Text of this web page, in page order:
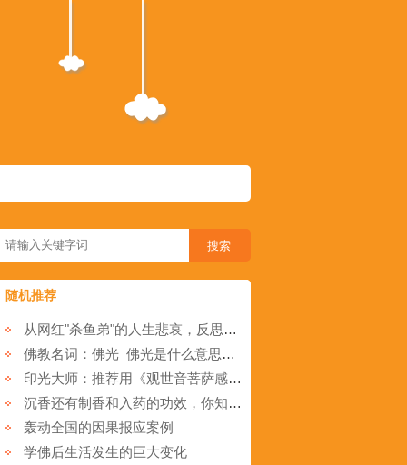
随机推荐
从网红"杀鱼弟"的人生悲哀，反思父母的责任
佛教名词：佛光_佛光是什么意思_佛光是怎么形成的
印光大师：推荐用《观世音菩萨感应灵课》占卜
沉香还有制香和入药的功效，你知道吗
轰动全国的因果报应案例
学佛后生活发生的巨大变化